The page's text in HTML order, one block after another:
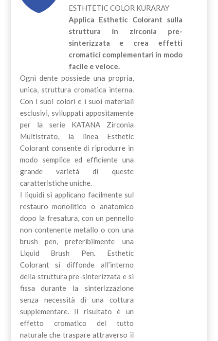
ESTHTETIC COLOR KURARAY
Applica Esthetic Colorant sulla
struttura in zirconia pre-
sinterizzata e crea effetti
cromatici complementari in modo
facile e veloce.
Ogni dente possiede una propria,
unica, struttura cromatica interna.
Con i suoi colori e i suoi materiali
esclusivi, sviluppati appositamente
per la serie KATANA Zirconia
Multistrato, la linea Esthetic
Colorant consente di riprodurre in
modo semplice ed efficiente una
grande varietà di queste
caratteristiche uniche.
I liquidi si applicano facilmente sul
restauro monolitico o anatomico
dopo la fresatura, con un pennello
non contenente metallo o con una
brush pen, preferibilmente una
Liquid Brush Pen. Esthetic
Colorant si diffonde all’interno
della struttura pre-sinterizzata e si
fissa durante la sinterizzazione
senza necessità di una cottura
supplementare. Il risultato è un
effetto cromatico del tutto
naturale che traspare attraverso il